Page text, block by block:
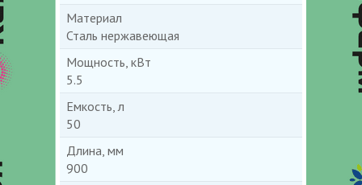
Материал
Сталь нержавеющая
Мощность, кВт
5.5
Емкость, л
50
Длина, мм
900